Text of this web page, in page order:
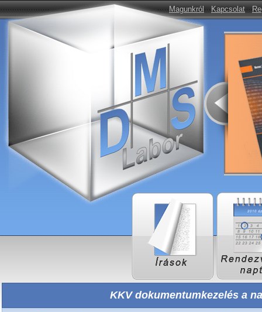
Magunkról Kapcsolat
KKV dokumentumkezelés a